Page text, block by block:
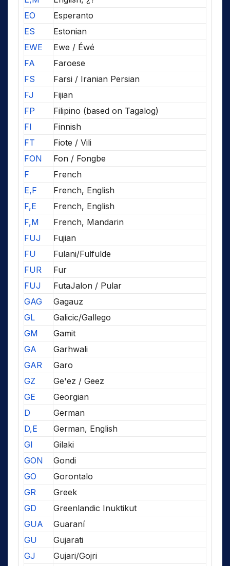
EO
Esperanto
ES
Estonian
EWE
Ewe / Éwé
FA
Faroese
FS
Farsi / Iranian Persian
FJ
Fijian
FP
Filipino (based on Tagalog)
FI
Finnish
FT
Fiote / Vili
FON
Fon / Fongbe
F
French
E,F
French, English
F,E
French, English
F,M
French, Mandarin
FUJ
Fujian
FU
Fulani/Fulfulde
FUR
Fur
FUJ
FutaJalon / Pular
GAG
Gagauz
GL
Galicic/Gallego
GM
Gamit
GA
Garhwali
GAR
Garo
GZ
Ge'ez / Geez
GE
Georgian
D
German
D,E
German, English
GI
Gilaki
GON
Gondi
GO
Gorontalo
GR
Greek
GD
Greenlandic Inuktikut
GUA
Guaraní
GU
Gujarati
GJ
Gujari/Gojri